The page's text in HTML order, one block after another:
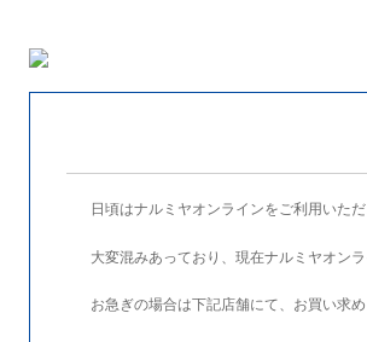
日頃はナルミヤオンラインをご利用いた
大変混みあっており、現在ナルミヤオン
お急ぎの場合は下記店舗にて、お買い求め